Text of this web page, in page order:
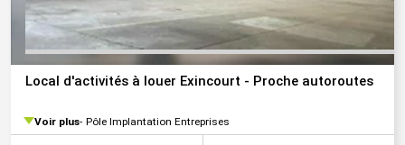
Local d'activités à louer Exincourt - Proche autoroutes
Voir plus Pôle Implantation Entreprises